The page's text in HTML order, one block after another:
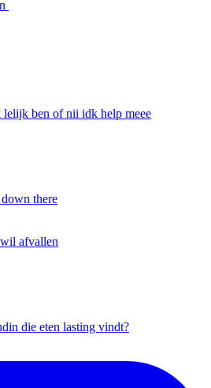
ben of nii idk help meee
there
afvallen
die eten lasting vindt?